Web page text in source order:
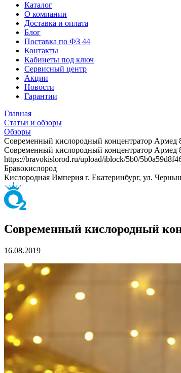
Каталог
О компании
Доставка и оплата
Блог
Поставка по ФЗ 44
Контакты
Кабинеты под ключ
Сервисный центр
Акции
Новости
Гарантии
Главная
Статьи и обзоры
Обзоры
Современный кислородный концентратор Армед
Современный кислородный концентратор Армед
https://bravokislorod.ru/upload/iblock/5b0/
Бравокислород
Кислородная Империя г. Екатеринбург, ул.
Современный кислородный
16.08.2019